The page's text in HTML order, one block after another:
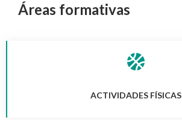
Áreas formativas
ACTIVIDADES FÍSICAS